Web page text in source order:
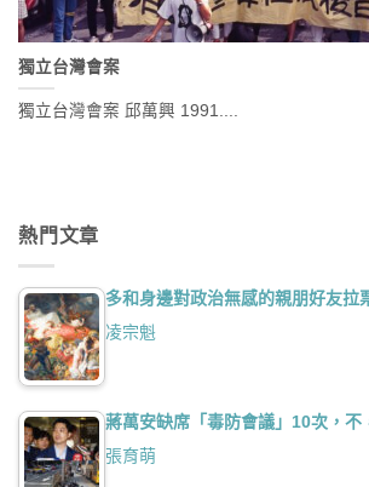
獨立台灣會案
獨立台灣會案 邱萬興 1991....
熱門文章
多和身邊對政治無感的親朋好友拉
凌宗魁
蔣萬安缺席「毒防會議」10次，不
張育萌